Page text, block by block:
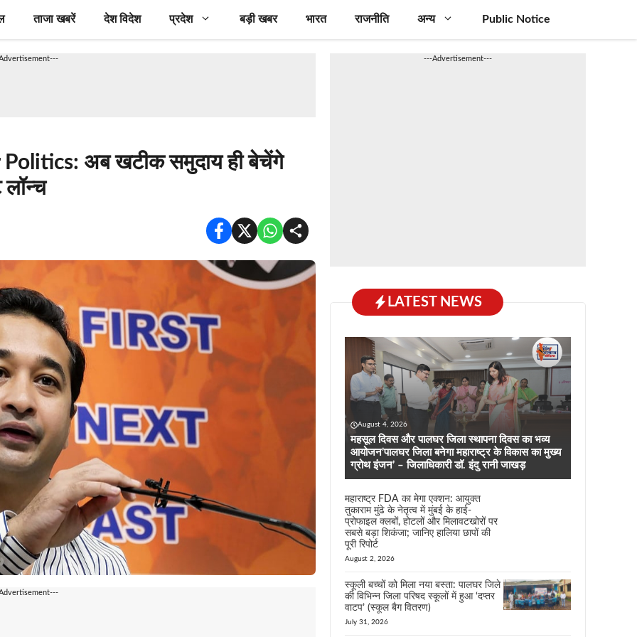
ताजा खबरें देश विदेश प्रदेश बड़ी खबर भारत राजनीति अन्य Public Notice
अब खटीक समुदाय ही बेचेंगे
लॉन्च
---Advertisement---
LATEST NEWS
August 4, 2026
महसूल दिवस और पालघर जिला स्थापना दिवस का भव्य
आयोजन’पालघर जिला बनेगा महाराष्ट्र के विकास का मुख्य
ग्रोथ इंजन’ – जिलाधिकारी डॉ. इंदु रानी जाखड़
महाराष्ट्र FDA का मेगा एक्शन: आयुक्त
तुकाराम मुंढे के नेतृत्व में मुंबई के हाई-
प्रोफाइल क्लबों, होटलों और मिलावटखोरों पर
सबसे बड़ा शिकंजा; जानिए हालिया छापों की
पूरी रिपोर्ट
August 2, 2026
स्कूली बच्चों को मिला नया बस्ता: पालघर जिले
की विभिन्न जिला परिषद स्कूलों में हुआ ‘दप्तर
वाटप’ (स्कूल बैग वितरण)
July 31, 2026